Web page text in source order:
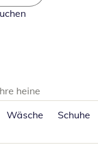
heine
Wäsche Schuhe